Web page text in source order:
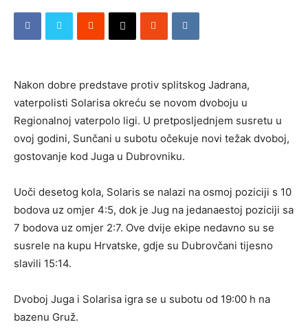
Nakon dobre predstave protiv splitskog Jadrana,
vaterpolisti Solarisa okreću se novom dvoboju u
Regionalnoj vaterpolo ligi. U pretposljednjem susretu u
ovoj godini, Sunčani u subotu očekuje novi težak dvoboj,
gostovanje kod Juga u Dubrovniku.
Uoči desetog kola, Solaris se nalazi na osmoj poziciji s 10
bodova uz omjer 4:5, dok je Jug na jedanaestoj poziciji sa
7 bodova uz omjer 2:7. Ove dvije ekipe nedavno su se
susrele na kupu Hrvatske, gdje su Dubrovčani tijesno
slavili 15:14.
Dvoboj Juga i Solarisa igra se u subotu od 19:00 h na
bazenu Gruž.